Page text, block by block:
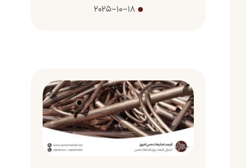
2025-10-18